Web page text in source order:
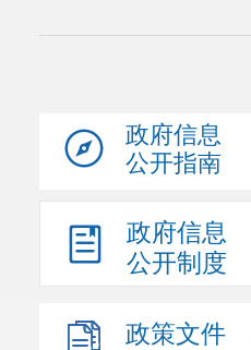
政府信息
公开指南
政府信息
公开制度
政策文件